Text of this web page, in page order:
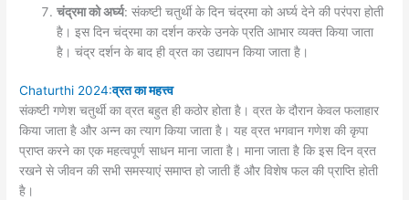
चंद्रमा को अर्घ्य: संकष्टी चतुर्थी के दिन चंद्रमा को अर्घ्य देने की परंपरा होती
है। इस दिन चंद्रमा का दर्शन करके उनके प्रति आभार व्यक्त किया जाता
है। चंद्र दर्शन के बाद ही व्रत का उद्यापन किया जाता है।
Chaturthi 2024:व्रत का महत्त्व
संकष्टी गणेश चतुर्थी का व्रत बहुत ही कठोर होता है। व्रत के दौरान केवल फलाहार
किया जाता है और अन्न का त्याग किया जाता है। यह व्रत भगवान गणेश की कृपा
प्राप्त करने का एक महत्वपूर्ण साधन माना जाता है। माना जाता है कि इस दिन व्रत
रखने से जीवन की सभी समस्याएं समाप्त हो जाती हैं और विशेष फल की प्राप्ति होती
है।